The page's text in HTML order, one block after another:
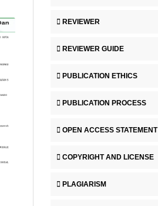
REVIEWER
REVIEWER GUIDE
PUBLICATION ETHICS
PUBLICATION PROCESS
OPEN ACCESS STATEMENT
COPYRIGHT AND LICENSE
PLAGIARISM